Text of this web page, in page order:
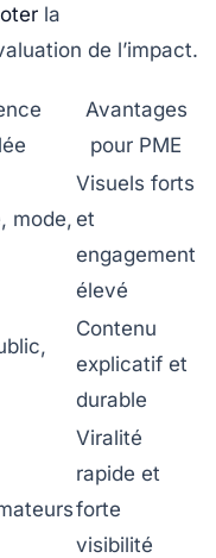
la
de l’impact.
Avantages
pour PME
mode,
Visuels forts
et
engagement
élevé
Contenu
explicatif et
durable
Viralité
rapide et
forte
visibilité